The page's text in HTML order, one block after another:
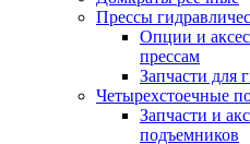
Прессы
Опции и
прессам
Запчасти для
Четырехстоечные
Запчасти и
подъемников